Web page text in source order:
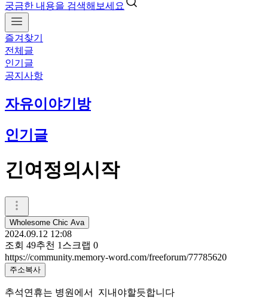
궁금한 내용을 검색해보세요
즐겨찾기
전체글
인기글
공지사항
자유이야기방
인기글
긴여정의시작
Wholesome Chic Ava
2024.09.12 12:08
조회 49추천 1 스크랩 0
https://community.memory-word.com/freeforum/77785620
주소복사
추석연휴는 병원에서 지내야할듯합니다